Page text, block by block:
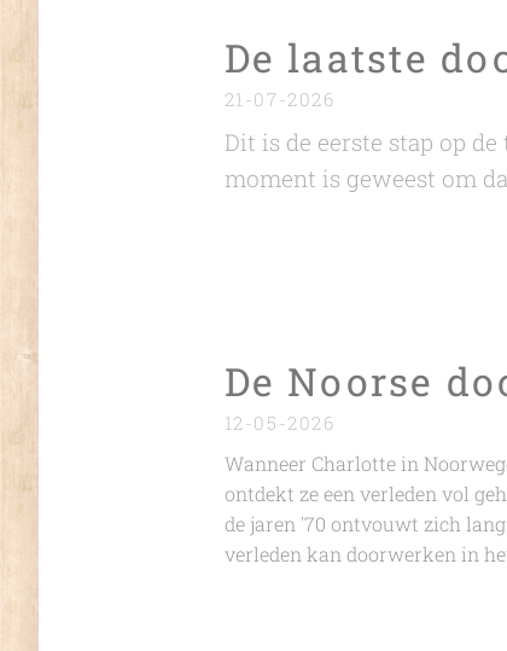
De laatste
21-07-2026
Dit is de eerste stap op
moment is geweest om
De Noorse
12-05-2026
Wanneer Charlotte in
ontdekt ze een verleden vol
de jaren '70 ontvouwt zich
verleden kan doorwerken in